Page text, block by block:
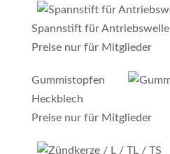
Spannstift für Antriebswelle
Preise nur für Mitglieder
Gummistopfen
Heckblech
Preise nur für Mitglieder